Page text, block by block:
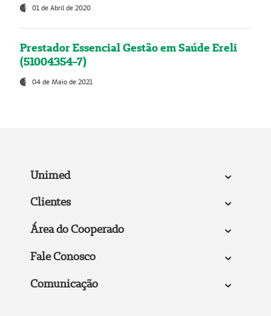
01 de Abril de 2020
Prestador Essencial Gestão em Saúde Ereli
(51004354-7)
04 de Maio de 2021
Unimed
Clientes
Área do Cooperado
Fale Conosco
Comunicação